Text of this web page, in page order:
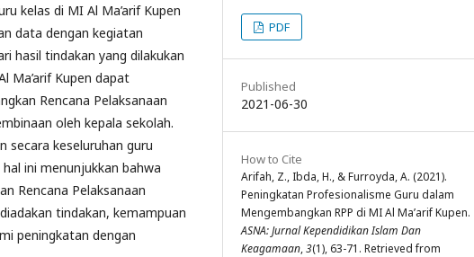
kelas di MI Al Ma’arif Kupen
data dengan kegiatan
hasil tindakan yang dilakukan
Ma’arif Kupen dapat
Rencana Pelaksanaan
oleh kepala sekolah.
secara keseluruhan guru
ini menunjukkan bahwa
Rencana Pelaksanaan
tindakan, kemampuan
peningkatan dengan
PDF
Published
2021-06-30
How to Cite
Arifah, Z., Ibda, H., & Furroyda, A. (2021).
Peningkatan Profesionalisme Guru dalam
Mengembangkan RPP di MI Al Ma’arif Kupen.
ASNA: Jurnal Kependidikan Islam Dan
Keagamaan,3(1), 63-71. Retrieved from